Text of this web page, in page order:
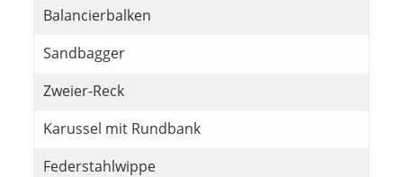
Balancierbalken
Sandbagger
Zweier-Reck
Karussel mit Rundbank
Federstahlwippe